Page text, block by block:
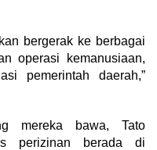
bergerak ke berbagai
operasi kemanusiaan,
pemerintah daerah,”
mereka bawa, Tato
perizinan berada di